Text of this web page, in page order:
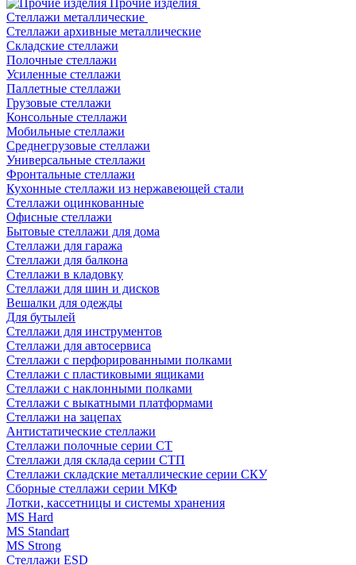
Прочие изделия
Стеллажи металлические
Cтеллажи архивные металлические
Складские стеллажи
Полочные стеллажи
Усиленные стеллажи
Паллетные стеллажи
Грузовые стеллажи
Консольные стеллажи
Мобильные стеллажи
Среднегрузовые стеллажи
Универсальные стеллажи
Фронтальные стеллажи
Кухонные стеллажи из нержавеющей стали
Стеллажи оцинкованные
Офисные стеллажи
Бытовые стеллажи для дома
Стеллажи для гаража
Стеллажи для балкона
Стеллажи в кладовку
Стеллажи для шин и дисков
Вешалки для одежды
Для бутылей
Стеллажи для инструментов
Стеллажи для автосервиса
Стеллажи с перфорированными полками
Стеллажи с пластиковыми ящиками
Стеллажи с наклонными полками
Стеллажи с выкатными платформами
Стеллажи на зацепах
Антистатические стеллажи
Стеллажи полочные серии СТ
Стеллажи для склада серии СТП
Стеллажи складские металлические серии СКУ
Сборные стеллажи серии МКФ
Лотки, кассетницы и системы хранения
MS Hard
MS Standart
MS Strong
Стеллажи ESD